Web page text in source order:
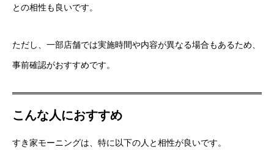
との相性も良いです。
ただし、一部店舗では実施時間や内容が異なる場合もあるため、
事前確認がおすすめです。
こんな人におすすめ
すき家モーニングは、特に以下の人と相性が良いです。